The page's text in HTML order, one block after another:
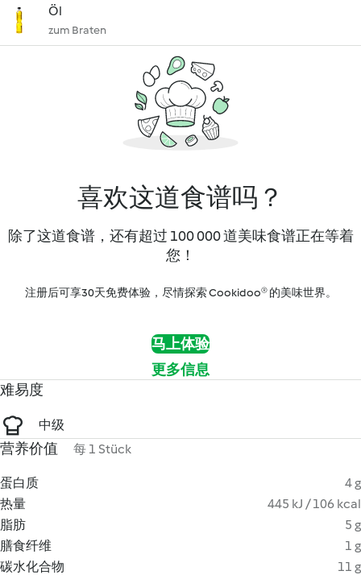
Öl
zum Braten
喜欢这道食谱吗？
除了这道食谱，还有超过 100 000 道美味食谱正在等着
您！
注册后可享30天免费体验，尽情探索 Cookidoo® 的美味世界。
马上体验
更多信息
难易度
中级
营养价值 每 1 Stück
蛋白质
4 g
热量
445 kJ / 106 kcal
脂肪
5 g
膳食纤维
1 g
碳水化合物
11 g